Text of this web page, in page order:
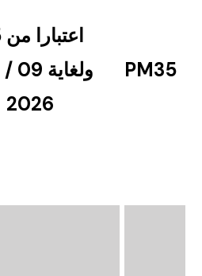
PM35
اعتبارا من 05
2026